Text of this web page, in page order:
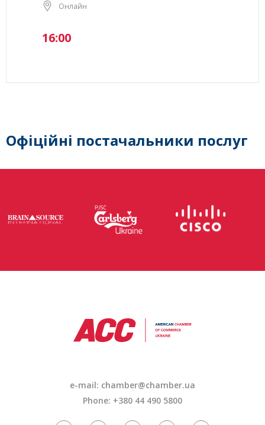
Онлайн
16:00
Офіційні постачальники послуг
e-mail: chamber@chamber.ua
Phone: +380 44 490 5800